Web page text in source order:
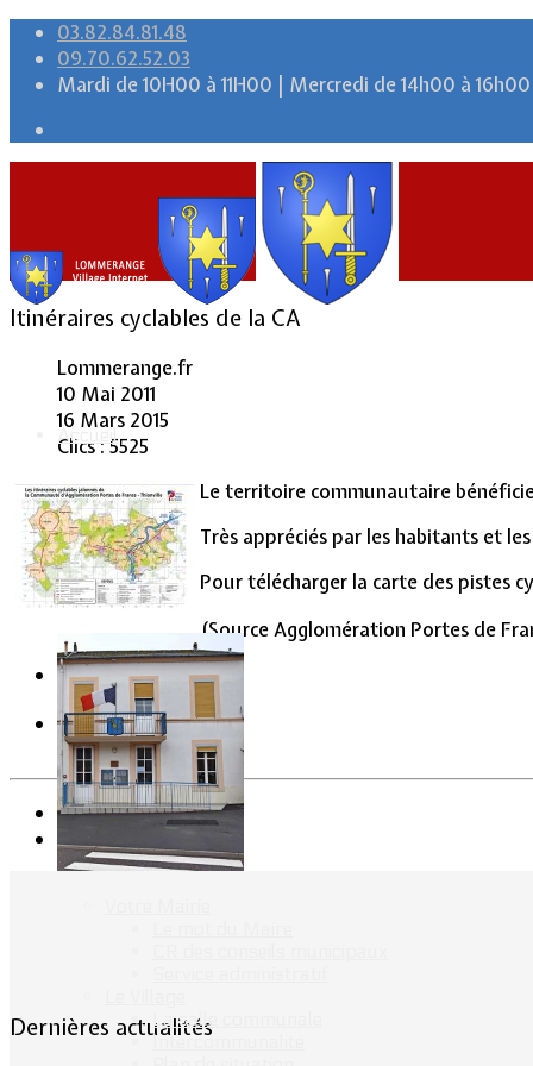
03.82.84.81.48
09.70.62.52.03
Mardi de 10H00 à 11H00 | Mercredi de 14h00 à
Accueil
Vie Municipale
La salle communale
Intercommunalité
Itinéraires cyclables de la CA
Lommerange.fr
10 Mai 2011
16 Mars 2015
Clics : 5525
Le territoire communautaire
Très appréciés par les habitants et
Pour télécharger la carte des pistes
(Source Agglomération Portes de
Précédent
Suivant
Dernières actualités